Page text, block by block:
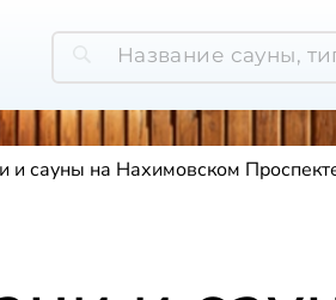
и сауны на Нахимовском